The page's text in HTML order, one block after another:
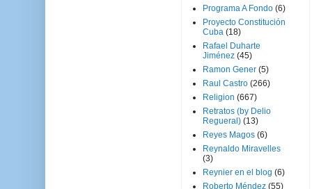
Programa A Fondo (6)
Proyecto Constitución
Cuba (18)
Rafael Duharte
Jiménez (45)
Ramon Gener (5)
Raul Castro (266)
Religion (667)
Retratos (by Delio
Regueral) (13)
Reyes Magos (6)
Reynaldo Miravelles
(3)
Reynier en el blog (6)
Roberto Méndez (55)